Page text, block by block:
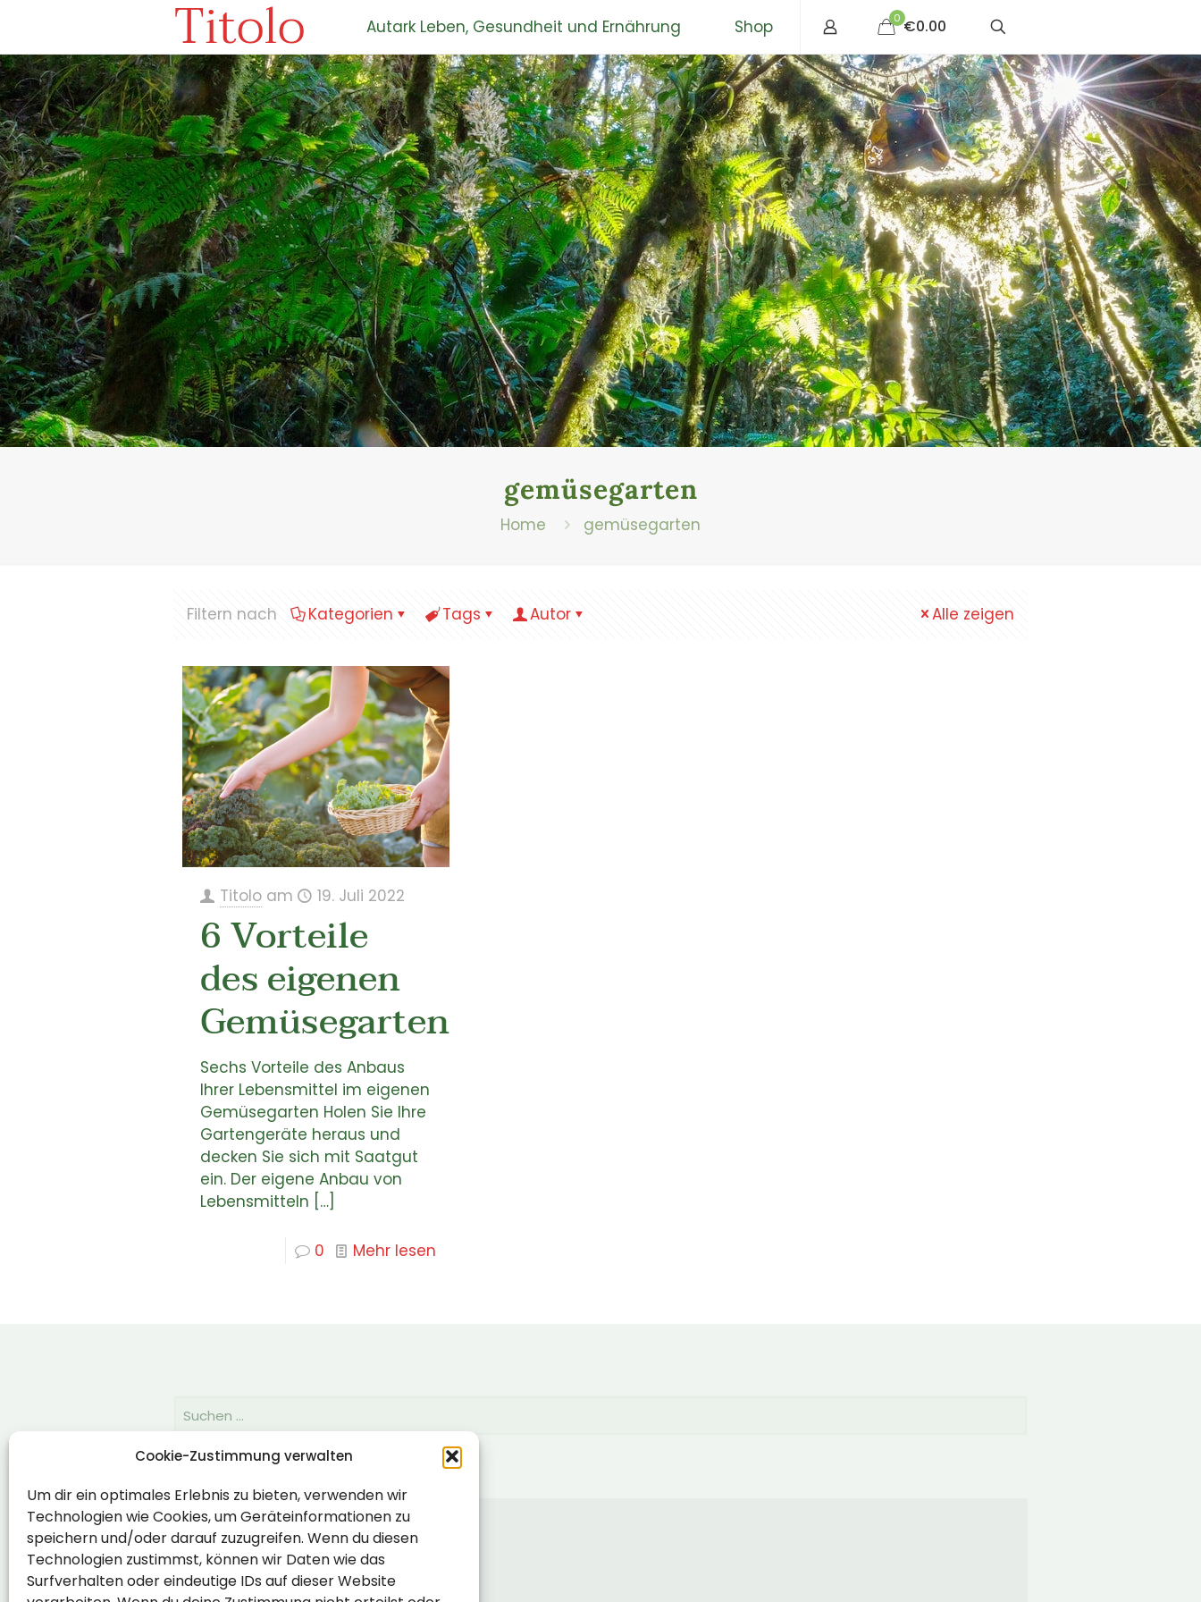
Cookie-Zustimmung verwalten
Um dir ein optimales Erlebnis zu bieten, verwenden wir
Technologien wie Cookies, um Geräteinformationen zu
speichern und/oder darauf zuzugreifen. Wenn du diesen
Technologien zustimmst, können wir Daten wie das
Surfverhalten oder eindeutige IDs auf dieser Website
Titolo Autark Leben, Gesundheit und Ernährung Shop 0 €0.00
gemüsegarten
Home gemüsegarten
Filtern nach Kategorien Tags Autor Alle zeigen
Titolo am 19. Juli 2022
6 Vorteile
des eigenen
Gemüsegarten
Sechs Vorteile des Anbaus
Ihrer Lebensmittel im eigenen
Gemüsegarten Holen Sie Ihre
Gartengeräte heraus und
decken Sie sich mit Saatgut
ein. Der eigene Anbau von
Lebensmitteln […]
0 Mehr lesen
Impressum
Datenschutzerklärung
Cookie-Richtlinie (EU)